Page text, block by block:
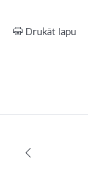
Drukāt lapu